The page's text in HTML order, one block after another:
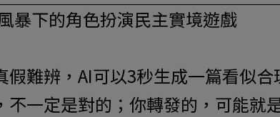
暴下的角色扮演民主實境遊戲
假難辨，AI可以3秒生成一篇看似合
不一定是對的；你轉發的，可能就